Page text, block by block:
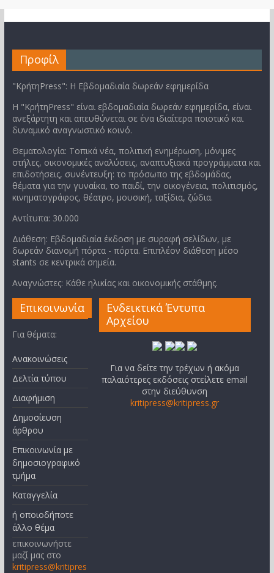
Προφίλ
"ΚρήτηPress": Η Εβδομαδιαία δωρεάν εφημερίδα
Η "ΚρήτηPress" είναι εβδομαδιαία δωρεάν εφημερίδα, είναι
ανεξάρτητη και απευθύνεται σε ένα ιδιαίτερα ποιοτικό και
δυναμικό αναγνωστικό κοινό.
Θεματολογία: Τοπικά νέα, πολιτική ενημέρωση, μόνιμες
στήλες, οικονομικές αναλύσεις, αναπτυξιακά προγράμματα και
επιδοτήσεις, συνέντευξη: το πρόσωπο της εβδομάδας,
θέματα για την γυναίκα, το παιδί, την οικογένεια, πολιτισμός,
κινηματογράφος, θέατρο, μουσική, ταξίδια, ζώδια.
Αντίτυπα: 30.000
Διάθεση: Εβδομαδιαία έκδοση με συραφή σελίδων, με
δωρεάν διανομή πόρτα - πόρτα. Επιπλέον διάθεση μέσο
stants σε κεντρικά σημεία.
Αναγνώστες: Κάθε ηλικίας και οικονομικής στάθμης.
Επικοινωνία
Για θέματα:
Ανακοινώσεις
Δελτία τύπου
Διαφήμιση
Δημοσίευση
άρθρου
Επικοινωνία με
δημοσιογραφικό
τμήμα
Καταγγελία
ή οποιοδήποτε
άλλο θέμα
επικοινωνήστε
μαζί μας στο
kritipress@kritipres
Ενδεικτικά Έντυπα
Αρχείου
Για να δείτε την τρέχων ή ακόμα
παλαιότερες εκδόσεις στείλετε email
στην διεύθυνση
kritipress@kritipress.gr